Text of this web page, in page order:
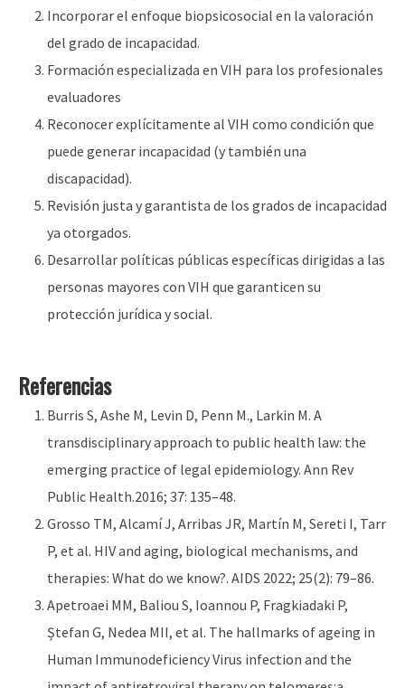
Incorporar el enfoque biopsicosocial en la valoración
del grado de incapacidad.
Formación especializada en VIH para los profesionales
evaluadores
Reconocer explícitamente al VIH como condición que
puede generar incapacidad (y también una
discapacidad).
Revisión justa y garantista de los grados de incapacidad
ya otorgados.
Desarrollar políticas públicas específicas dirigidas a las
personas mayores con VIH que garanticen su
protección jurídica y social.
Referencias
Burris S, Ashe M, Levin D, Penn M., Larkin M. A
transdisciplinary approach to public health law: the
emerging practice of legal epidemiology. Ann Rev
Public Health.2016; 37: 135–48.
Grosso TM, Alcamí J, Arribas JR, Martín M, Sereti I, Tarr
P, et al. HIV and aging, biological mechanisms, and
therapies: What do we know?. AIDS 2022; 25(2): 79–86.
Apetroaei MM, Baliou S, Ioannou P, Fragkiadaki P,
Ștefan G, Nedea MII, et al. The hallmarks of ageing in
Human Immunodeficiency Virus infection and the